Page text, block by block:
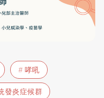
哮吼
發炎症候群